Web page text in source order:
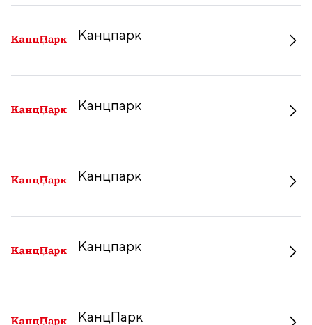
Канцпарк
Канцпарк
Канцпарк
Канцпарк
КанцПарк